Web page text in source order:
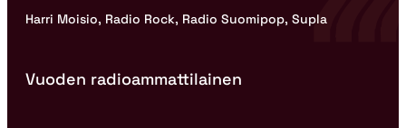
Harri Moisio, Radio Rock, Radio Suomipop, Supla
Vuoden radioammattilainen